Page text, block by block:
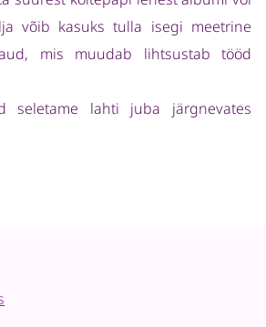
võib kasuks tulla isegi meetrine
mis muudab lihtsustab tööd
seletame lahti juba järgnevates